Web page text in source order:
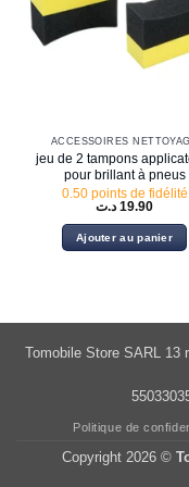
ACCESSOIRES
jeu de 2 tampons
pour brillant à pneus
0.50 points de fidélité
19.90 د.ت
Ajouter au panier
Tomobile Store SARL 13
Politique de
Copyright 2026 ©